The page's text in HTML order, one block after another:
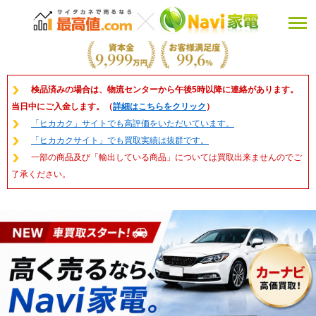
検品済みの場合は、物流センターから午後5時以降に連絡があります。
当日中にご入金します。（詳細はこちらをクリック ）
「ヒカカク」サイトでも高評価をいただいています。
「ヒカカクサイト」でも買取実績は抜群です。
一部の商品及び「輸出している商品」については買取出来ませんのでご
了承ください。